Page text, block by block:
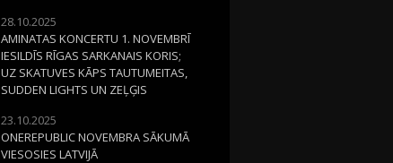
28.10.2025
AMINATAS KONCERTU 1. NOVEMBRĪ
IESILDĪS RĪGAS SARKANAIS KORIS;
UZ SKATUVES KĀPS TAUTUMEITAS,
SUDDEN LIGHTS UN ZEĻĢIS
23.10.2025
ONEREPUBLIC NOVEMBRA SĀKUMĀ
VIESOSIES LATVIJĀ